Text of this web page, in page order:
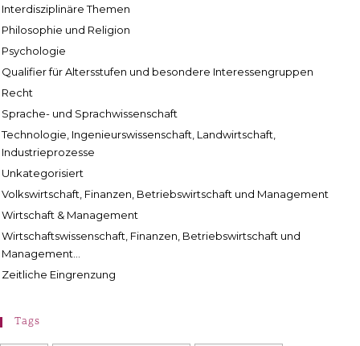
Interdisziplinäre Themen
Philosophie und Religion
Psychologie
Qualifier für Altersstufen und besondere Interessengruppen
Recht
Sprache- und Sprachwissenschaft
Technologie, Ingenieurswissenschaft, Landwirtschaft,
Industrieprozesse
Unkategorisiert
Volkswirtschaft, Finanzen, Betriebswirtschaft und Management
Wirtschaft & Management
Wirtschaftswissenschaft, Finanzen, Betriebswirtschaft und
Management...
Zeitliche Eingrenzung
Tags